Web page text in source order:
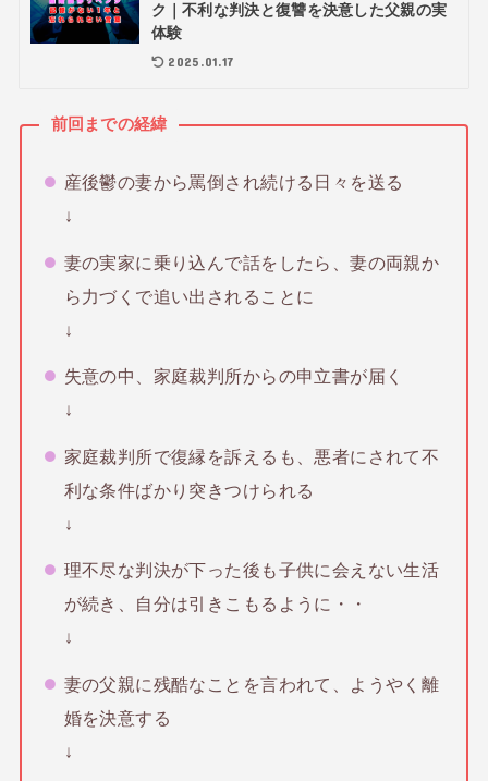
ク｜不利な判決と復讐を決意した父親の実
体験
2025.01.17
前回までの経緯
産後鬱の妻から罵倒され続ける日々を送る
↓
妻の実家に乗り込んで話をしたら、妻の両親か
ら力づくで追い出されることに
↓
失意の中、家庭裁判所からの申立書が届く
↓
家庭裁判所で復縁を訴えるも、悪者にされて不
利な条件ばかり突きつけられる
↓
理不尽な判決が下った後も子供に会えない生活
が続き、自分は引きこもるように・・
↓
妻の父親に残酷なことを言われて、ようやく離
婚を決意する
↓